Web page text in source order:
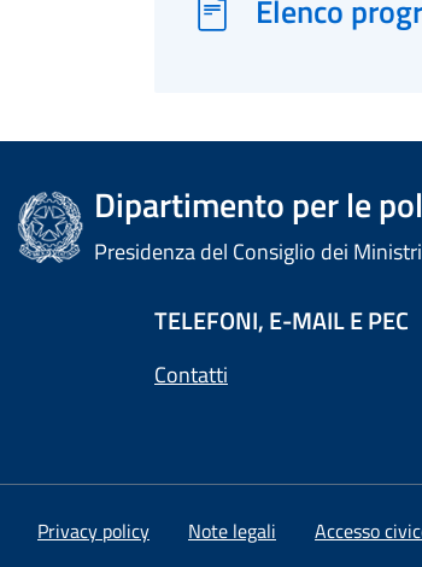
Elenco
Dipartimento per le
Presidenza del Consiglio dei Ministri
TELEFONI, E-MAIL E PEC
Contatti
Privacy policy Note legali Accesso